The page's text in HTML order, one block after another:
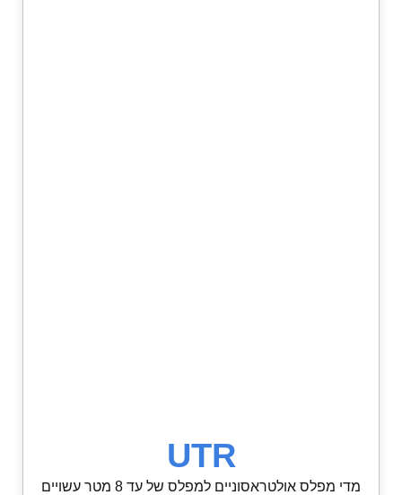
UTR
מדי מפלס אולטראסוניים למפלס של עד 8 מטר עשויים